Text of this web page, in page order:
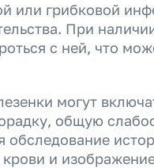
или грибковой
При
с ней, что
могут
общую
обследование
и